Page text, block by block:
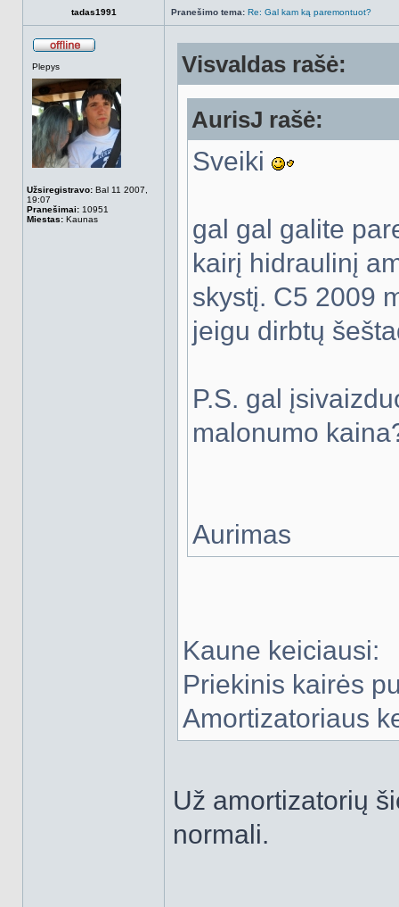
tadas1991 Pranešimo tema: Re: Gal kam ką paremontuot?
Plepys
Užsiregistravo: Bal 11 2007,
19:07
Pranešimai: 10951
Miestas: Kaunas
Visvaldas rašė:
AurisJ rašė:
Sveiki
gal gal galite
kairį hidraulinį
skystį. C5 2009
jeigu dirbtų
P.S. gal
malonumo
Aurimas
Kaune keiciausi:
Priekinis kairės
Amortizatoriaus
Už amortizatorių
normali.